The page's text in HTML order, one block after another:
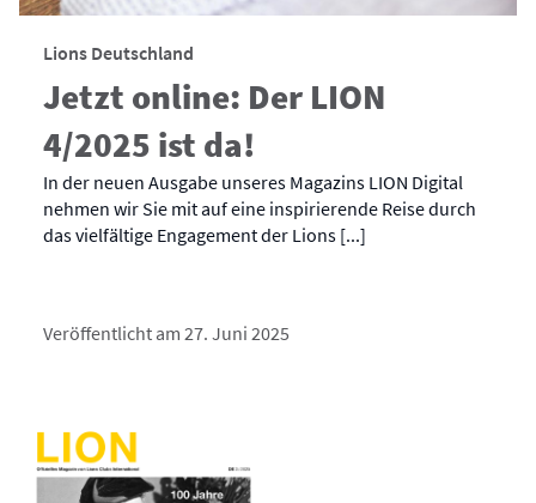
Lions Deutschland
Jetzt online: Der LION
4/2025 ist da!
In der neuen Ausgabe unseres Magazins LION Digital
nehmen wir Sie mit auf eine inspirierende Reise durch
das vielfältige Engagement der Lions [...]
Veröffentlicht am 27. Juni 2025